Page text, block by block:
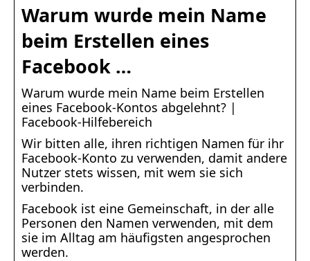
Warum wurde mein Name
beim Erstellen eines
Facebook …
Warum wurde mein Name beim Erstellen
eines Facebook-Kontos abgelehnt? |
Facebook-Hilfebereich
Wir bitten alle, ihren richtigen Namen für ihr
Facebook-Konto zu verwenden, damit andere
Nutzer stets wissen, mit wem sie sich
verbinden.
Facebook ist eine Gemeinschaft, in der alle
Personen den Namen verwenden, mit dem
sie im Alltag am häufigsten angesprochen
werden.